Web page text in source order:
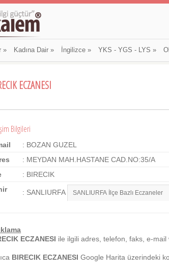
» Kadına Dair» İngilizce» YKS - YGS - LYS »
ECZANESI
Bilgileri
: BOZAN GUZEL
: MEYDAN MAH.HASTANE CAD.NO:35/A
: BIRECIK
: SANLIURFA
ECZANESI ile ilgili adres, telefon, faks, e-mail
BIRECIK ECZANESI Google Harita üzerindeki